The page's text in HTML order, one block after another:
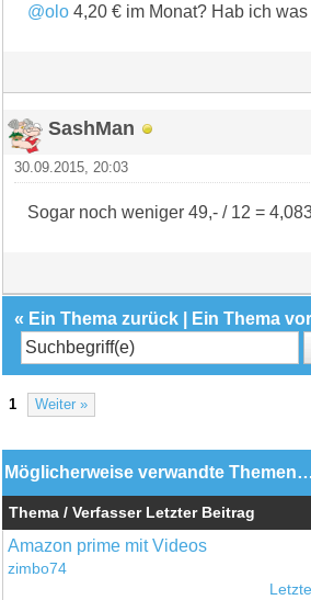
@olo 4,20 € im Monat? Hab ich
SashMan
30.09.2015, 20:03
Sogar noch weniger 49,- / 12 =
« Ein Thema zurück Ein Thema vor
1 Weiter »
Möglicherweise verwandte
Thema / Verfasser Letzter Beitrag
Amazon prime mit Videos
zimbo74